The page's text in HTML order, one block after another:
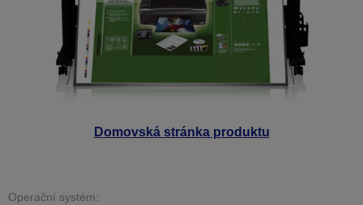
Domovská stránka produktu
Operační systém: